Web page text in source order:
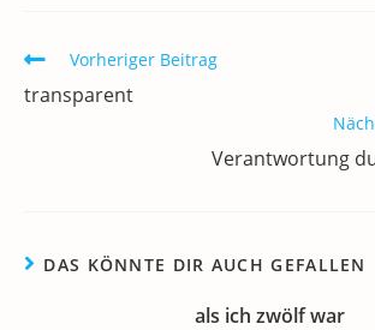
o
k
Weitere
ansehen
Vorheriger Beitrag
transparent
Verantwortung
DAS KÖNNTE DIR AUCH GEFALLEN
als ich zwölf war